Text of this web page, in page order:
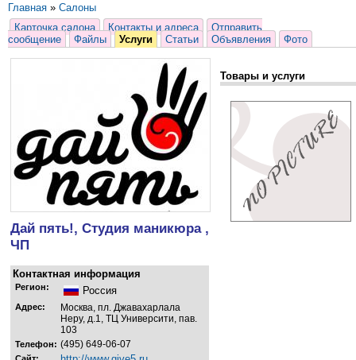
Главная » Салоны
Карточка салона
Контакты и адреса
Отправить
сообщение
Файлы Услуги Статьи Объявления Фото
Дай пять!, Студия маникюра ,
ЧП
Контактная информация
Регион: Россия
Адрес:
Москва, пл. Джавахарлала
Неру, д.1, ТЦ Университи, пав.
103
Телефон: (495) 649-06-07
Товары и услуги